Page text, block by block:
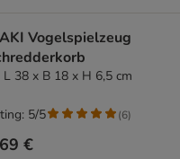
Vogelspielzeug
L 38 x B 18 x H 6,5 cm
€
5/5 (6)